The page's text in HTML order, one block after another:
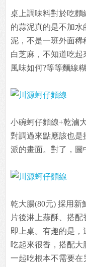
桌上調味料對於吃麵
的蒜泥真的是不加水
泥，不是一班外面稀
白芝麻，不知道吃起
風味如何?等等麵線
小碗蚵仔麵線+乾滷
對調過來點應該也是
派的畫面。對了，圖
乾大腸(80元) 採用新
片後淋上蒜酥、搭配
即上桌。有趣的是
吃起來很香，搭配大
一起吃根本不需要在